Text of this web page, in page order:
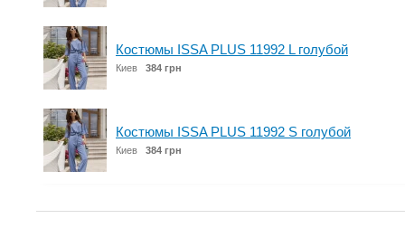
Костюмы ISSA PLUS 11992 L голубой
Киев 384 грн
Костюмы ISSA PLUS 11992 S голубой
Киев 384 грн